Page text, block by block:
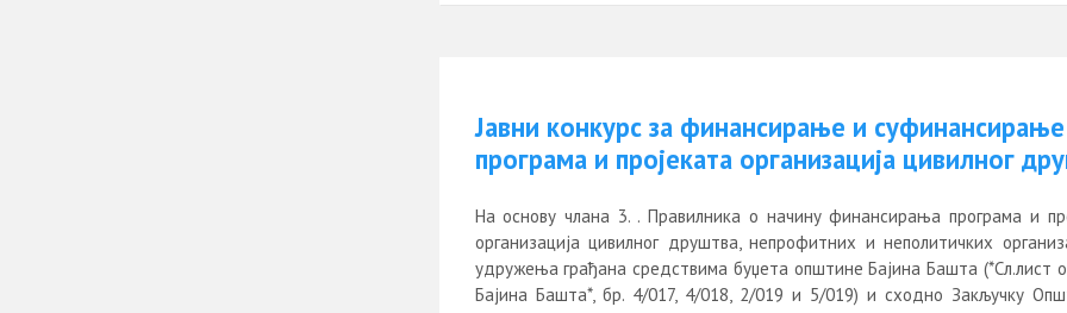
Јавни конкурс за финансирање и суфинансирање
програма и пројеката организација цивилног
На основу члана 3. . Правилника о начину финансирања програма и
организација цивилног друштва, непрофитних и неполитичких
удружења грађана средствима буџета општине Бајина Башта (*Сл.лист
Бајина Башта*, бр. 4/017, 4/018, 2/019 и 5/019) и сходно Закључку